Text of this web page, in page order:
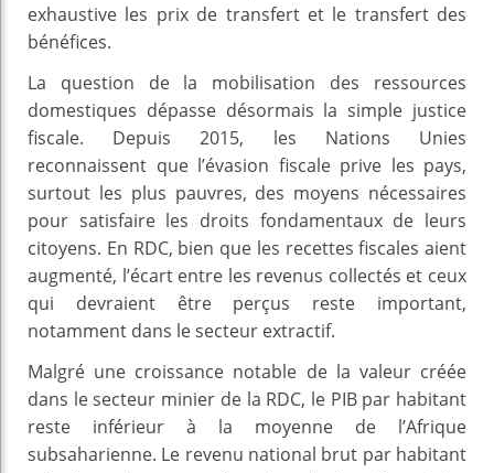
exhaustive les prix de transfert et le transfert des
bénéfices.
La question de la mobilisation des ressources
domestiques dépasse désormais la simple justice
fiscale. Depuis 2015, les Nations Unies
reconnaissent que l’évasion fiscale prive les pays,
surtout les plus pauvres, des moyens nécessaires
pour satisfaire les droits fondamentaux de leurs
citoyens. En RDC, bien que les recettes fiscales aient
augmenté, l’écart entre les revenus collectés et ceux
qui devraient être perçus reste important,
notamment dans le secteur extractif.
Malgré une croissance notable de la valeur créée
dans le secteur minier de la RDC, le PIB par habitant
reste inférieur à la moyenne de l’Afrique
subsaharienne. Le revenu national brut par habitant